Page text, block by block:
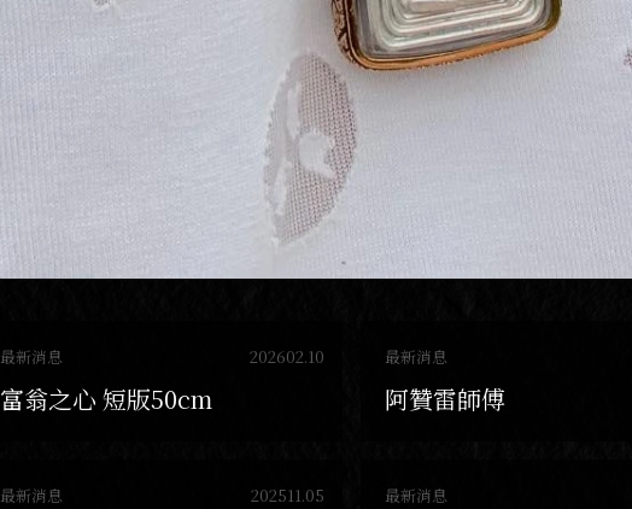
202602.10
最新消息
富翁之心 短版50cm
最新消息
阿贊雷師傅
202511.05
最新消息 最新消息